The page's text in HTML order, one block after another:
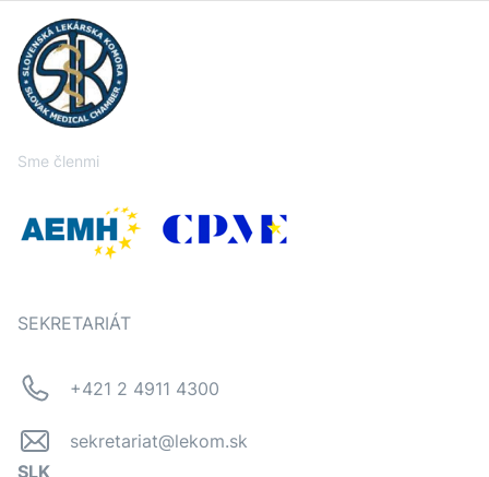
Sme členmi
SEKRETARIÁT
+421 2 4911 4300
sekretariat@lekom.sk
SLK